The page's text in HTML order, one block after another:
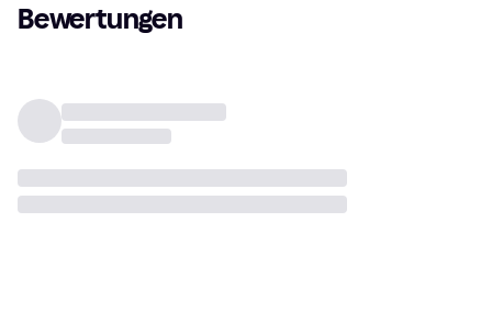
Bewertungen